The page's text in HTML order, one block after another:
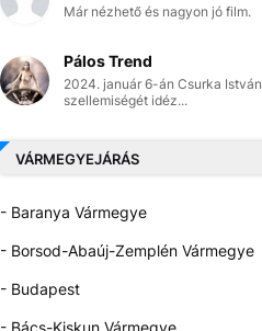
Már nézhető és nagyon jó film.
Pálos Trend
2024. január 6-án Csurka István
szellemiségét idéz...
VÁRMEGYEJÁRÁS
- Baranya Vármegye
- Borsod-Abaúj-Zemplén Vármegye
- Budapest
- Bács-Kiskun Vármegye